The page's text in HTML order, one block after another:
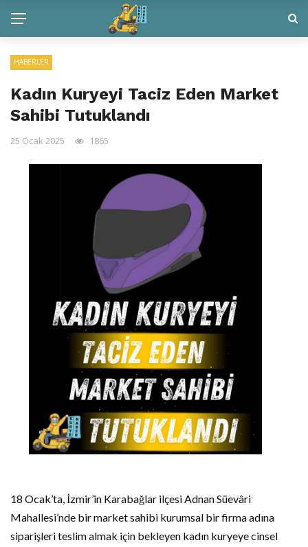
HABERLER
Kadın Kuryeyi Taciz Eden Market
Sahibi Tutuklandı
25 Ocak 2025 1865
18 Ocak’ta, İzmir’in Karabağlar ilçesi Adnan Süevâri
Mahallesi’nde bir market sahibi kurumsal bir firma adına
siparişleri teslim almak için bekleyen kadın kuryeye cinsel